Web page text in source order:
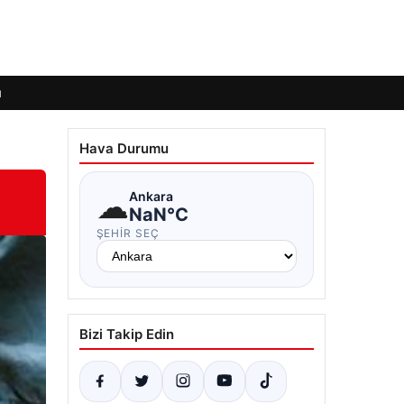
Hava Durumu
☁Ankara
NaN°C
ŞEHIR SEÇ
Bizi Takip Edin